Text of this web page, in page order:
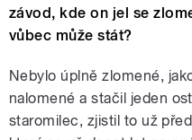
závod, kde on jel se
vůbec může stát?
Nebylo úplně zlomené,
nalomené a stačil jeden
staromilec, zjistil to už